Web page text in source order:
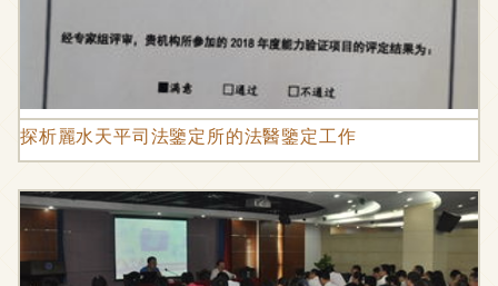
探析麗水天平司法鑒定所的法醫鑒定工作